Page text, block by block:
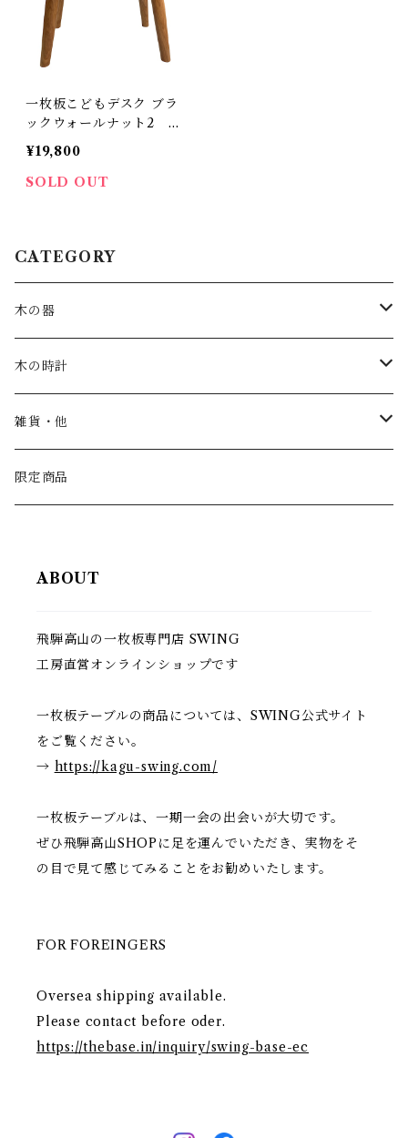
一枚板こどもデスク ブラ
ックウォールナット2
国産 一点物 SWING オリ
ジナル 子ども キッズ ベビ
ー 子ども家具 無垢 ナチュ
¥19,800
SOLD OUT
CATEGORY
木の器
お皿・鉢
カップ
トレー
茶碗
コースター
木の時計
一枚板時計
振り子時計
角時計
置き時計
雑貨・他
こども家具
限定商品
ABOUT
飛騨高山の一枚板専門店 SWING
工房直営オンラインショップです
一枚板テーブルの商品については、SWING公式サイト
をご覧ください。
→ https://kagu-swing.com/
一枚板テーブルは、一期一会の出会いが大切です。
ぜひ飛騨高山SHOPに足を運んでいただき、実物をそ
の目で見て感じてみることをお勧めいたします。
FOR FOREINGERS
Oversea shipping available.
Please contact before oder.
https://thebase.in/inquiry/swing-base-ec